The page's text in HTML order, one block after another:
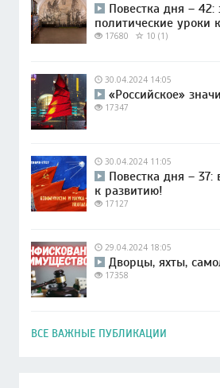
Повестка дня –
политические уроки
17680 10 (1)
30.04.2024 14:05
«Российское»
17347
30.04.2024 11:05
Повестка дня – 37:
к развитию!
17127
29.04.2024 18:05
Дворцы, яхты,
17358
ВСЕ ВАЖНЫЕ ПУБЛИКАЦИИ